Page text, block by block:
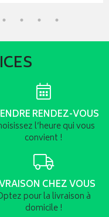
RENDEZ-VOUS
l’heure qui vous
convient !
CHEZ VOUS
pour la livraison à
domicile !